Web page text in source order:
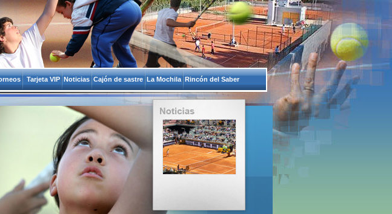
Tarjeta VIP Noticias Cajón de sastre La Mochila Rincón del Saber